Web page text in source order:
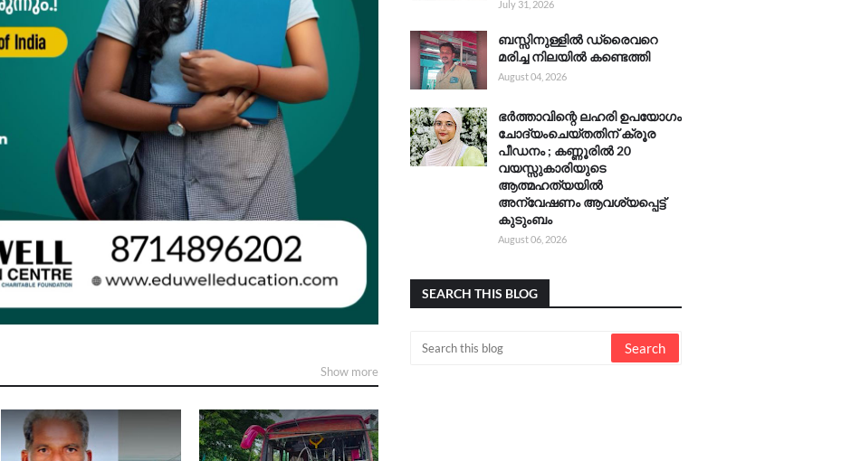
Show more
July 31, 2026
ബസ്സിനുള്ളിൽ ഡ്രൈവറെ
മരിച്ച നിലയിൽ കണ്ടെത്തി
August 04, 2026
ഭർത്താവിന്റെ ലഹരി ഉപയോഗം
ചോദ്യംചെയ്തതിന് ക്രൂര
പീഡനം ; കണ്ണൂരിൽ 20
വയസ്സുകാരിയുടെ
ആത്മഹത്യയിൽ
അന്വേഷണം ആവശ്യപ്പെട്ട്
കുടുംബം
August 06, 2026
SEARCH THIS BLOG